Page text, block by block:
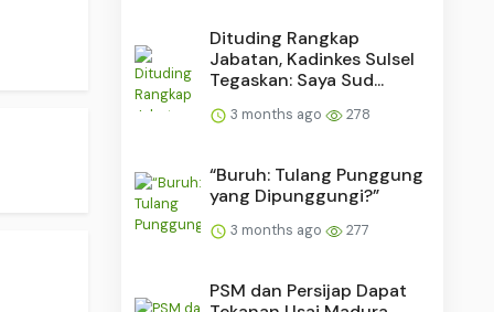
Dituding Rangkap
Jabatan, Kadinkes Sulsel
Tegaskan: Saya Sud...
3 months ago 278
“Buruh: Tulang Punggung
yang Dipunggungi?”
3 months ago 277
PSM dan Persijap Dapat